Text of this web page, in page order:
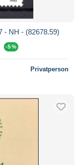
- NH - (82678.59)
-5 %
Privatperson